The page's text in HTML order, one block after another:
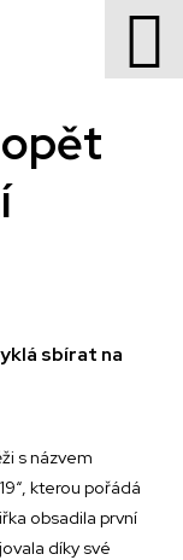
sbírat na
s názvem
kterou pořádá
obsadila první
díky své